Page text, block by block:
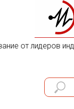
от лидеров